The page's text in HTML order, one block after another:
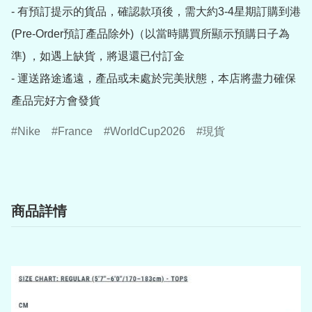
- 有預訂提示的貨品，確認款項後，需大約3-4星期訂購到港
(Pre-Order預訂產品除外)（以當時購買所顯示預購日子為
準) ，如遇上缺貨，將退還已付訂金
- 運送路途遙遠，產品或未處於完美狀態，本店將盡力確保
產品完好方會發貨
Nike France WorldCup2026 現貨
商品詳情